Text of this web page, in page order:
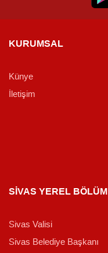
KURUMSAL
Künye
İletişim
SİVAS YEREL BÖLÜM
Sivas Valisi
Sivas Belediye Başkanı